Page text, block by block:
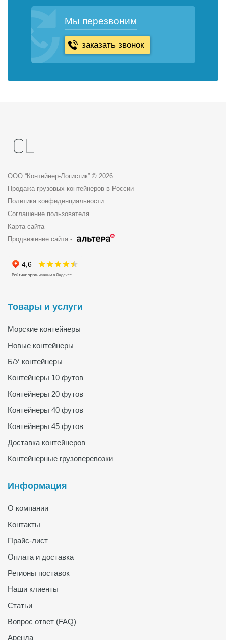
Мы перезвоним
ООО “Контейнер-Логистик” © 2026
Продажа грузовых контейнеров в России
Политика конфиденциальности
Соглашение пользователя
Карта сайта
Продвижение сайта -
Товары и услуги
Морские контейнеры
Новые контейнеры
Б/У контейнеры
Контейнеры 10 футов
Контейнеры 20 футов
Контейнеры 40 футов
Контейнеры 45 футов
Доставка контейнеров
Контейнерные грузоперевозки
Информация
О компании
Контакты
Прайс-лист
Оплата и доставка
Регионы поставок
Наши клиенты
Статьи
Вопрос ответ (FAQ)
Аренда